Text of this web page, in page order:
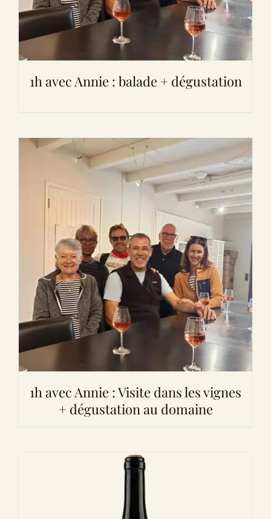
1h avec Annie : balade + dégustation
1h avec Annie : Visite dans les vignes
+ dégustation au domaine